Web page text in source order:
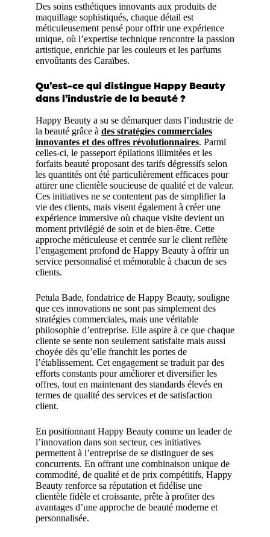
Des soins esthétiques innovants aux produits de
maquillage sophistiqués, chaque détail est
méticuleusement pensé pour offrir une expérience
unique, où l’expertise technique rencontre la passion
artistique, enrichie par les couleurs et les parfums
envoûtants des Caraïbes.
Qu’est-ce qui distingue Happy Beauty
dans l’industrie de la beauté ?
Happy Beauty a su se démarquer dans l’industrie de
la beauté grâce à des stratégies commerciales
innovantes et des offres révolutionnaires. Parmi
celles-ci, le passeport épilations illimitées et les
forfaits beauté proposant des tarifs dégressifs selon
les quantités ont été particulièrement efficaces pour
attirer une clientèle soucieuse de qualité et de valeur.
Ces initiatives ne se contentent pas de simplifier la
vie des clients, mais visent également à créer une
expérience immersive où chaque visite devient un
moment privilégié de soin et de bien-être. Cette
approche méticuleuse et centrée sur le client reflète
l’engagement profond de Happy Beauty à offrir un
service personnalisé et mémorable à chacun de ses
clients.
Petula Bade, fondatrice de Happy Beauty, souligne
que ces innovations ne sont pas simplement des
stratégies commerciales, mais une véritable
philosophie d’entreprise. Elle aspire à ce que chaque
cliente se sente non seulement satisfaite mais aussi
choyée dès qu’elle franchit les portes de
l’établissement. Cet engagement se traduit par des
efforts constants pour améliorer et diversifier les
offres, tout en maintenant des standards élevés en
termes de qualité des services et de satisfaction
client.
En positionnant Happy Beauty comme un leader de
l’innovation dans son secteur, ces initiatives
permettent à l’entreprise de se distinguer de ses
concurrents. En offrant une combinaison unique de
commodité, de qualité et de prix compétitifs, Happy
Beauty renforce sa réputation et fidélise une
clientèle fidèle et croissante, prête à profiter des
avantages d’une approche de beauté moderne et
personnalisée.